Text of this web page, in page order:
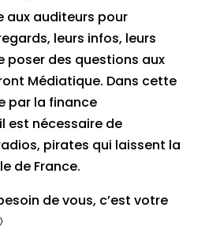
aux auditeurs pour
leurs infos, leurs
poser des questions aux
Médiatique. Dans cette
par la finance
est nécessaire de
pirates qui laissent la
de France.
de vous, c’est votre